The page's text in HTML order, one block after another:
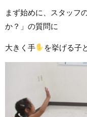
まず始めに、スタッフ
か？」の質問に
大きく手 を挙げる子